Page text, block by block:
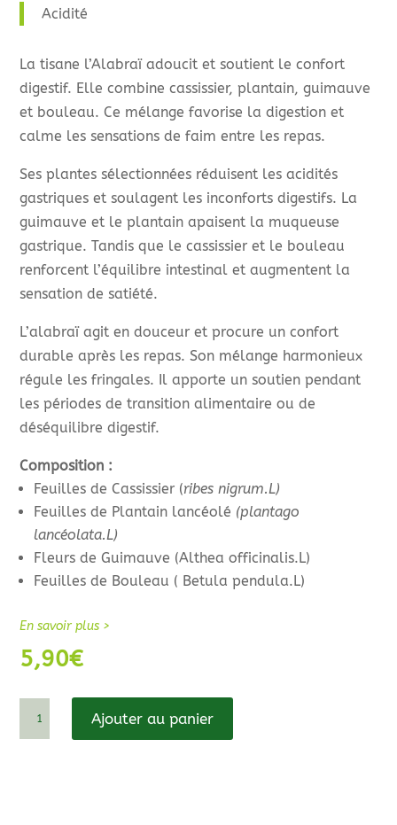
Acidité
La tisane l’Alabraï adoucit et soutient le confort
digestif. Elle combine cassissier, plantain, guimauve
et bouleau. Ce mélange favorise la digestion et
calme les sensations de faim entre les repas.
Ses plantes sélectionnées réduisent les acidités
gastriques et soulagent les inconforts digestifs. La
guimauve et le plantain apaisent la muqueuse
gastrique. Tandis que le cassissier et le bouleau
renforcent l’équilibre intestinal et augmentent la
sensation de satiété.
L’alabraï agit en douceur et procure un confort
durable après les repas. Son mélange harmonieux
régule les fringales. Il apporte un soutien pendant
les périodes de transition alimentaire ou de
déséquilibre digestif.
Composition :
Feuilles de Cassissier (ribes nigrum.L)
Feuilles de Plantain lancéolé (plantago
lancéolata.L)
Fleurs de Guimauve (Althea officinalis.L)
Feuilles de Bouleau ( Betula pendula.L)
En savoir plus >
5,90€
Ajouter au panier